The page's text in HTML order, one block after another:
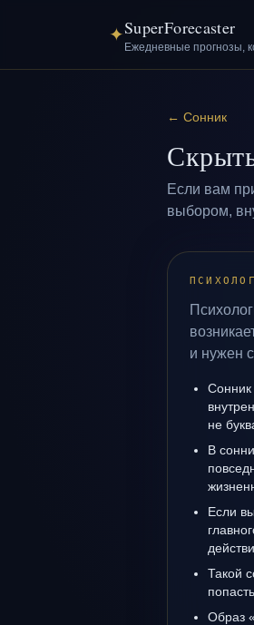
✦SuperForecaster
Ежедневные прогнозы,
← Сонник
Если вам
выбором,
и нужен
Сонник
не
В
Если
Такой
Образ